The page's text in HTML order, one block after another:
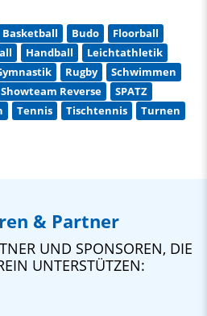
Basketball Budo
Floorball
Handball
Leichtathletik
Rugby
Schwimmen
Showteam Reverse
SPATZ
Tennis Tischtennis Turnen
& Partner
UND SPONSOREN, DIE
UNTERSTÜTZEN: